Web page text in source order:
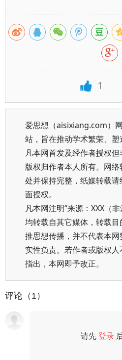
1
爱思想（aisixiang.com）
站，旨在推动学术繁荣、塑
凡本网首发及经作者授权但
版权归作者本人所有。网
处并保持完整，纸媒转载
面授权。
凡本网注明“来源：XXX（
均转载自其它媒体，转载
推思想传播，并不代表本
实性负责。若作者或版权
指出，本网即予改正。
评论（1）
请先登录